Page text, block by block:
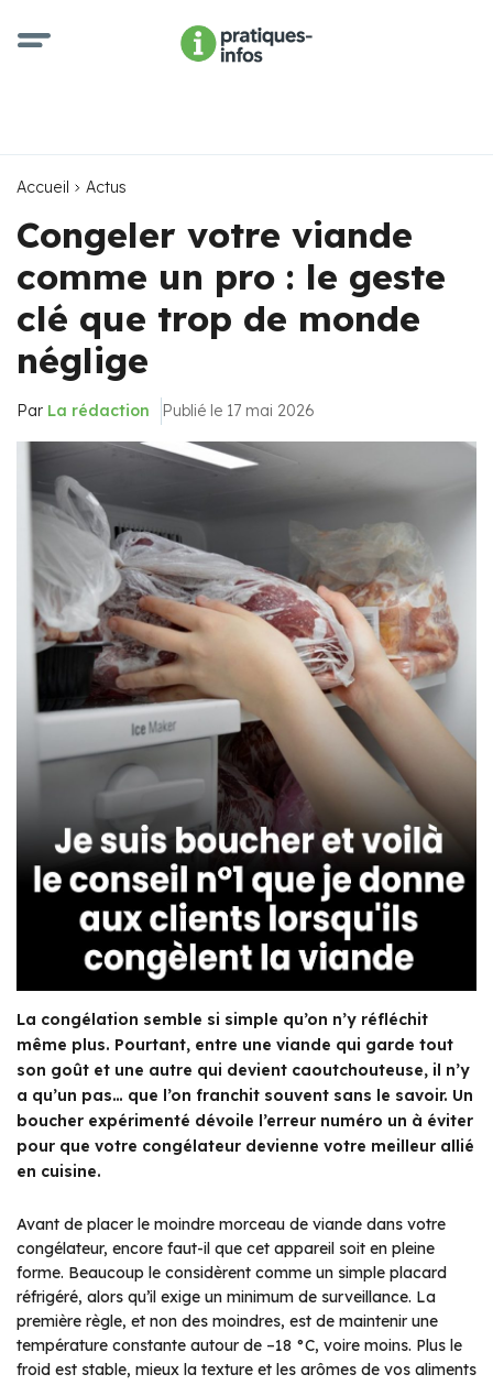
Accueil Actus
Congeler votre viande
comme un pro : le geste
clé que trop de monde
néglige
Par La rédaction Publié le 17 mai 2026
La congélation semble si simple qu’on n’y réfléchit
même plus. Pourtant, entre une viande qui garde tout
son goût et une autre qui devient caoutchouteuse, il n’y
a qu’un pas… que l’on franchit souvent sans le savoir. Un
boucher expérimenté dévoile l’erreur numéro un à éviter
pour que votre congélateur devienne votre meilleur allié
en cuisine.
Avant de placer le moindre morceau de viande dans votre
congélateur, encore faut-il que cet appareil soit en pleine
forme. Beaucoup le considèrent comme un simple placard
réfrigéré, alors qu’il exige un minimum de surveillance. La
première règle, et non des moindres, est de maintenir une
température constante autour de –18 °C, voire moins. Plus le
froid est stable, mieux la texture et les arômes de vos aliments